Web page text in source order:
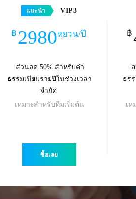
แนะนำ VIP3
฿ 2980หยวน/ปี
ส่วนลด 50% สำหรับค่า
ธรรมเนียมรายปีในช่วงเวลา
จำกัด
เหมาะสำหรับทีมเริ่มต้น
ซื้อเลย
฿
ธร
เห